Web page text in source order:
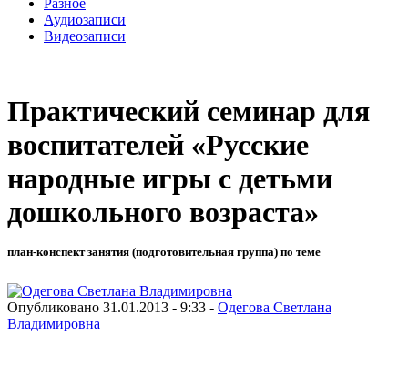
Аудиозаписи
Видеозаписи
Практический семинар для
воспитателей «Русские
народные игры с детьми
дошкольного возраста»
план-конспект занятия (подготовительная группа) по теме
Опубликовано 31.01.2013 - 9:33 - Одегова Светлана
Владимировна